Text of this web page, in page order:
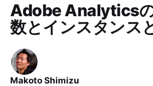
Adobe Analytics
数とインスタンス
Makoto Shimizu